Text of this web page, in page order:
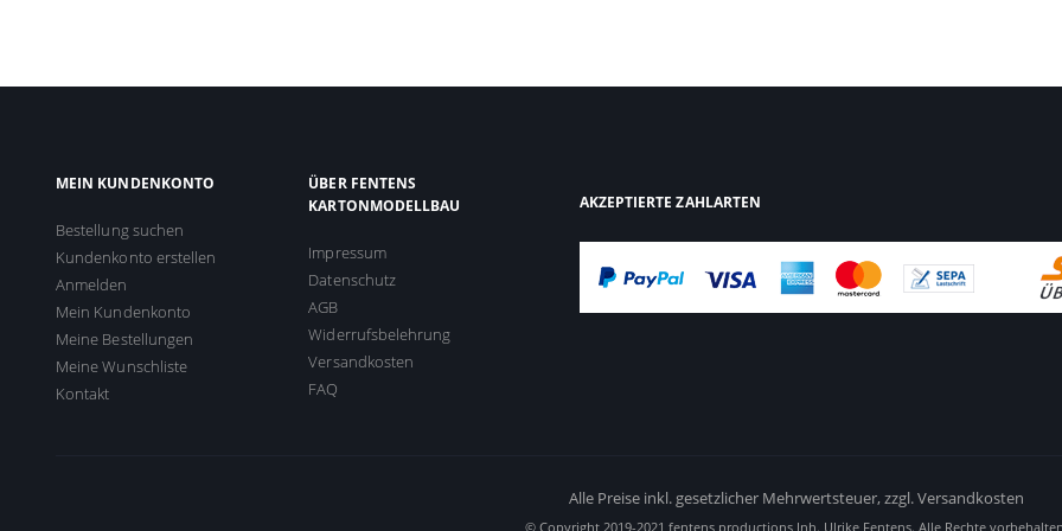
MEIN KUNDENKONTO
Bestellung suchen
Kundenkonto erstellen
Anmelden
Mein Kundenkonto
Meine Bestellungen
Meine Wunschliste
Kontakt
ÜBER FENTENS
KARTONMODELLBAU
Impressum
Datenschutz
AGB
Widerrufsbelehrung
Versandkosten
FAQ
AKZEPTIERTE ZAHLARTEN
Alle Preise inkl. gesetzlicher Mehrwertsteuer,zzgl. Versandkosten
© Copyright 2019-2021 fentens productions Inh. Ulrike Fentens. Alle Rechte